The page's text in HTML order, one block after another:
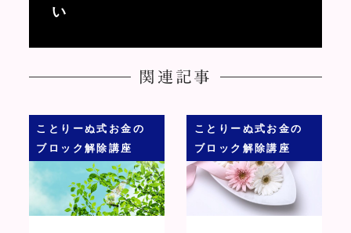
い
関連記事
ことりーぬ式お金の
ブロック解除講座
ことりーぬ式お金の
ブロック解除講座